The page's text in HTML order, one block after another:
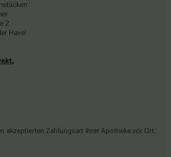
2
Havel
akzeptierten Zahlungsart Ihrer Apotheke vor Ort.